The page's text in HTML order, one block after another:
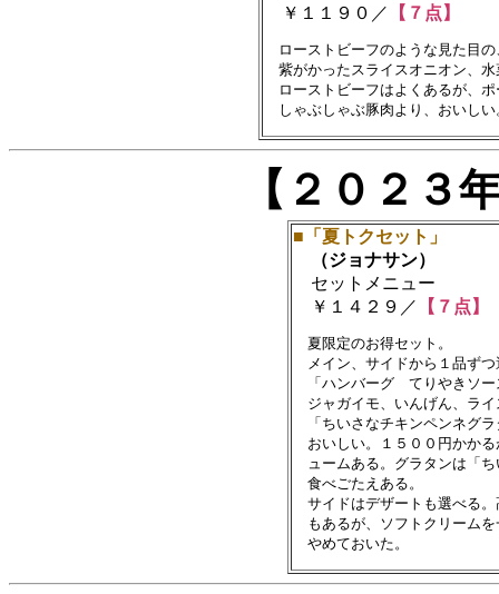
￥１１９０／ 【７点】
ローストビーフのような見た目
紫がかったスライスオニオン、
ローストビーフはよくあるが、ポ
【２０２
■「夏トクセット」
（ジョナサン）
セットメニュー
￥１４２９／ 【７点】
夏限定のお得セット。
メイン、サイドから１品ずつ
「ハンバーグ　てりやきソ
ジャガイモ、いんげん、ライ
「ちいさなチキンペンネグ
おいしい。１５００円かかる
ュームある。グラタンは「ち
食べごたえある。
サイドはデザートも選べる。
もあるが、ソフトクリームを